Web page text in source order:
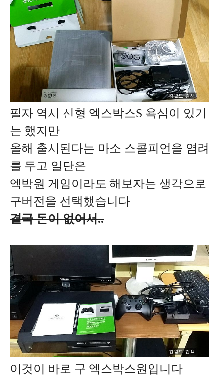
필자 역시 신형 엑스박스S 욕심이 있기
는 했지만
올해 출시된다는 마소 스콜피언을 염려
를 두고 일단은
엑박원 게임이라도 해보자는 생각으로
구버전을 선택했습니다
결국 돈이 없어서..
이것이 바로 구 엑스박스원입니다